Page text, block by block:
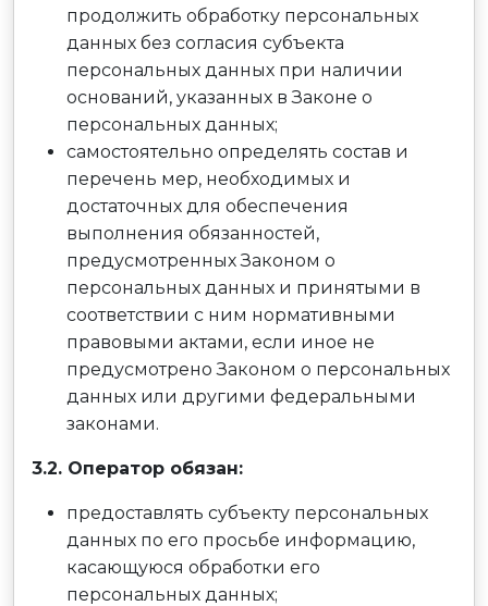
продолжить обработку персональных
данных без согласия субъекта
персональных данных при наличии
оснований, указанных в Законе о
персональных данных;
самостоятельно определять состав и
перечень мер, необходимых и
достаточных для обеспечения
выполнения обязанностей,
предусмотренных Законом о
персональных данных и принятыми в
соответствии с ним нормативными
правовыми актами, если иное не
предусмотрено Законом о персональных
данных или другими федеральными
законами.
3.2. Оператор обязан:
предоставлять субъекту персональных
данных по его просьбе информацию,
касающуюся обработки его
персональных данных;